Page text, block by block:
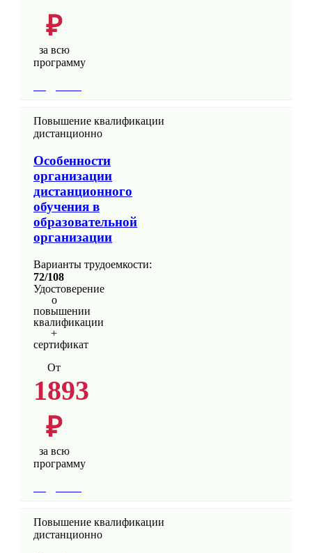
₽
за всю
программу
Повышение квалификации
дистанционно
Особенности
организации
дистанционного
обучения в
образовательной
организации
Варианты трудоемкости:
72/108
Удостоверение
о
повышении
квалификации
+
сертификат
От
1893
₽
за всю
программу
Повышение квалификации
дистанционно